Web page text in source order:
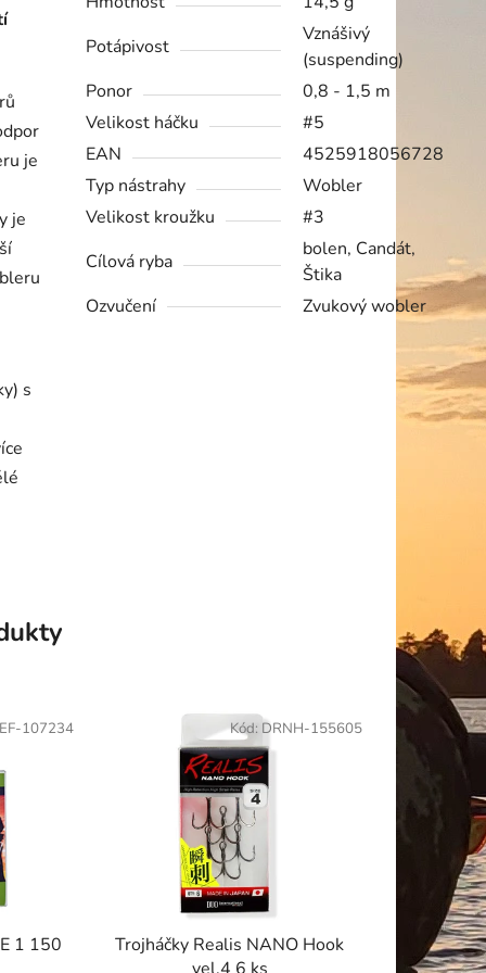
je
je
s
Potápivost
Vznášivý
(suspending)
Ponor
0,8 - 1,5 m
Velikost háčku
#5
EAN
4525918056728
Typ nástrahy
Wobler
Velikost kroužku
#3
Cílová ryba
bolen, Candát,
Štika
Ozvučení
Zvukový wobler
1 150
107234
Trojháčky Realis NANO Hook
Kód: DRNH-155605